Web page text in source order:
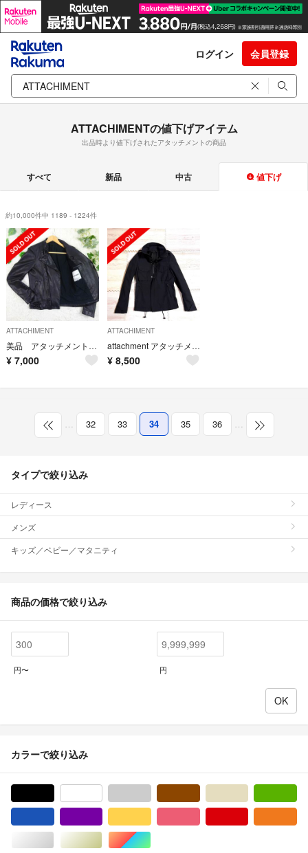
ログイン 会員登録
ATTACHIMENTの値下げアイテム
出品時より値下げされたアタッチメントの商品
すべて 新品 中古 値下げ
約10,000件中 1189 - 1224件
ATTACHIMENT
美品 アタッチメント 羊革 立ち襟 ダブルライダース レザージャケット 1 黒
¥ 7,000
ATTACHIMENT
attachment アタッチメント M65 ブルゾン ミリタリージャケット
¥ 8,500
… 32 33 34 35 36 …
タイプで絞り込み
レディース
メンズ
キッズ／ベビー／マタニティ
商品の価格で絞り込み
円〜 円
カラーで絞り込み
シルバー/銀色系ゴールド/金色系マルチカラー